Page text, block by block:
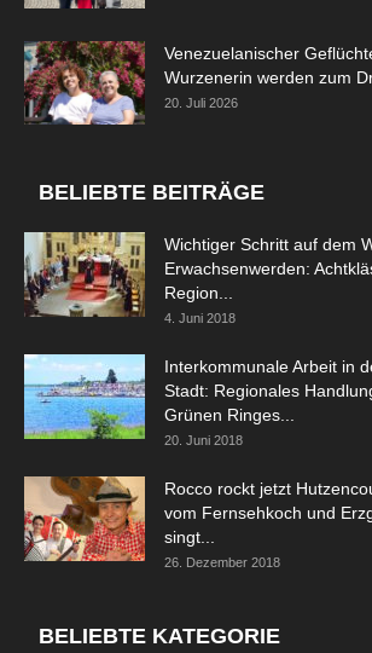
Venezuelanischer
Wurzenerin werden zum
20. Juli 2026
BELIEBTE BEITRÄGE
Wichtiger Schritt auf dem
Erwachsenwerden:
Region...
4. Juni 2018
Interkommunale Arbeit in
Stadt: Regionales
Grünen Ringes...
20. Juni 2018
Rocco rockt jetzt
vom Fernsehkoch und
singt...
26. Dezember 2018
BELIEBTE KATEGORIE